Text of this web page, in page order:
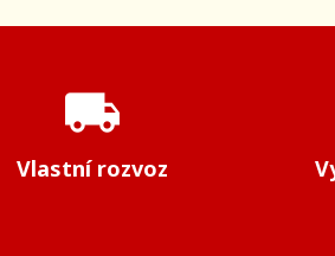
local_shipping
Vlastní rozvoz